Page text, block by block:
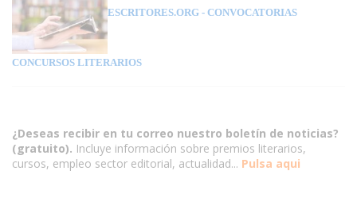
ESCRITORES.ORG - CONVOCATORIAS
CONCURSOS LITERARIOS
¿Deseas recibir en tu correo nuestro boletín de noticias?
(gratuito). Incluye información sobre premios literarios,
cursos, empleo sector editorial, actualidad... Pulsa aqui